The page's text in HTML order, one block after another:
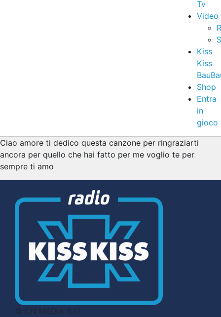
Tv
Video
Kiss
Kiss
Shop
Entra
in
gioco
Ciao amore ti dedico questa canzone per ringraziarti
ancora per quello che hai fatto per me voglio te per
sempre ti amo
© CN MEDIA S.r.l.